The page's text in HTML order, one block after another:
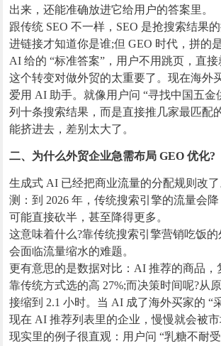
出来，还能准确放进它给用户的答案里。
跟传统 SEO 不一样，SEO 是抢搜索结果
进链接才知道你是谁;但 GEO 时代，拼的
AI 给的 “标准答案”，用户不用跳页，直接
这个转变对做外贸的太重要了。现在海外
爱用 AI 助手。就像用户问 “寻找中国五金
列十条搜索结果，而是直接推几家最匹
能挤进去，差别太大了。
二、为什么外贸企业急需布局 GEO 优化?
生成式 AI 已经把商业流量的分配规则改了
测：到 2026 年，传统搜索引擎的流量会降
可能直接砍半，甚至降得更多。
这意味着什么?靠传统搜索引擎营销吃饭
会面临流量缩水的难题。
更有意思的是数据对比：AI 推荐的商品，
靠传统方式选的高 27%;而决策时间呢?从
接缩到 2.1 小时。当 AI 成了海外买家的 “
现在 AI 推荐列表里的企业，慢慢就会被市
现实里的例子很直观：用户问 “乳糖不耐